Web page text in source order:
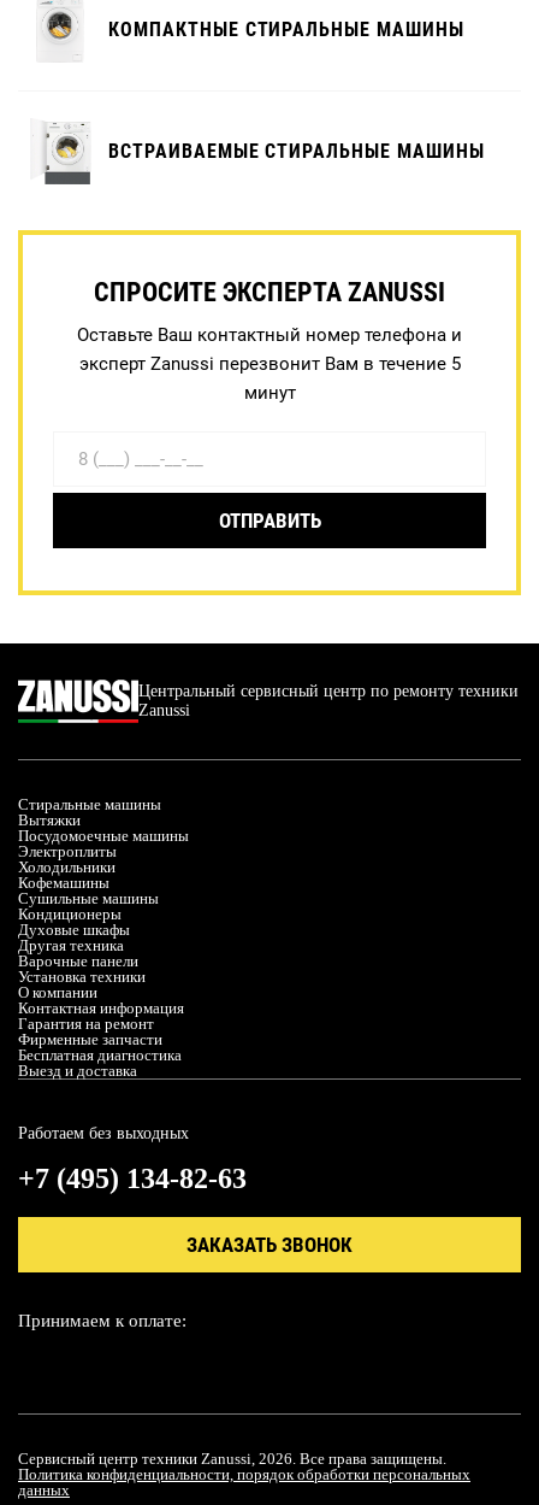
КОМПАКТНЫЕ СТИРАЛЬНЫЕ МАШИНЫ
ВСТРАИВАЕМЫЕ СТИРАЛЬНЫЕ МАШИНЫ
СПРОСИТЕ ЭКСПЕРТА ZANUSSI
Оставьте Ваш контактный номер телефона и
эксперт Zanussi перезвонит Вам в течение 5
минут
ОТПРАВИТЬ
Центральный сервисный центр по ремонту техники
Zanussi
Стиральные машины
Вытяжки
Посудомоечные машины
Электроплиты
Холодильники
Кофемашины
Сушильные машины
Кондиционеры
Духовые шкафы
Другая техника
Варочные панели
Установка техники
О компании
Контактная информация
Гарантия на ремонт
Фирменные запчасти
Бесплатная диагностика
Выезд и доставка
Работаем без выходных
+7 (495) 134-82-63
ЗАКАЗАТЬ ЗВОНОК
Принимаем к оплате:
Сервисный центр техники Zanussi, 2026. Все права защищены.
Политика конфиденциальности, порядок обработки персональных
данных